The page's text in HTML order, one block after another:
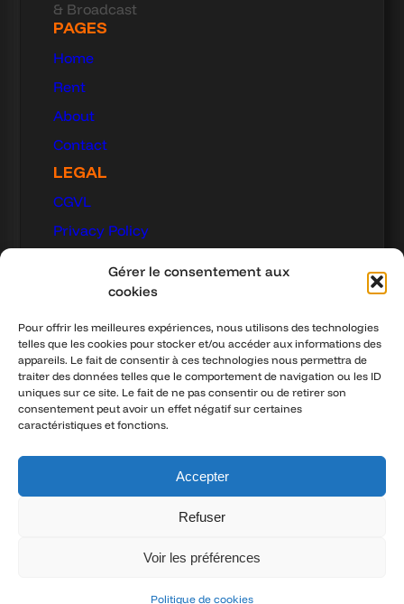
Gérer le consentement aux
cookies
Pour offrir les meilleures expériences, nous utilisons des technologies
telles que les cookies pour stocker et/ou accéder aux informations des
appareils. Le fait de consentir à ces technologies nous permettra de
traiter des données telles que le comportement de navigation ou les ID
uniques sur ce site. Le fait de ne pas consentir ou de retirer son
consentement peut avoir un effet négatif sur certaines
caractéristiques et fonctions.
Accepter
Refuser
Voir les préférences
Politique de cookies
& Broadcast
PAGES
Home
Rent
About
Contact
LEGAL
CGVL
Privacy Policy
Brest
Nantes
Lorient
Angers
© 2025 SPRAYLOC – All Rights Reserved